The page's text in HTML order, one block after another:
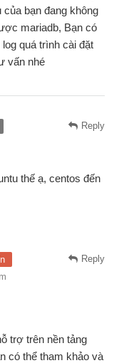
của bạn đang không
mariadb, Bạn có
quá trình cài đặt
vấn nhé
Reply
thế ạ, centos đến
Reply
trợ trên nền tảng
có thể tham khảo và